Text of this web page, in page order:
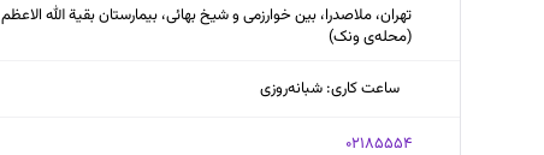
تهران، ملاصدرا، بین خوارزمی و شیخ بهائی، بیمارستان بقیة الله الاعظم
(محله‌ی ونک)
ساعت کاری: شبانه‌روزی
‎02185554